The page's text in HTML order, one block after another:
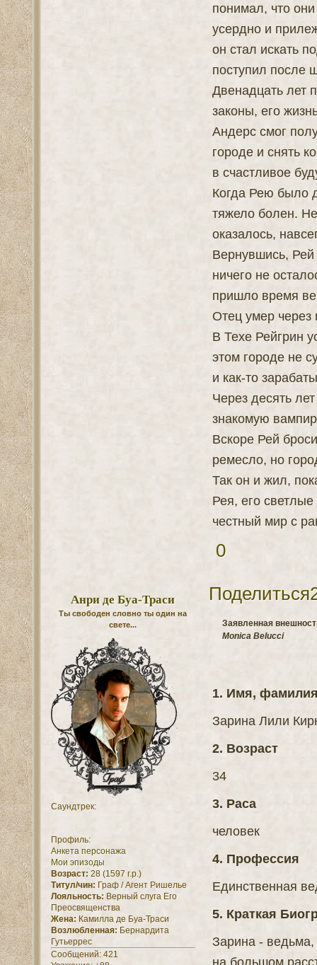
понимал, что
усердно и
он стал искать
поступил после
Двенадцать лет
законы, его
Андерс смог
городе и снять
в счастливое
Когда Рею было
тяжело болен.
оказалось,
Вернувшись, Рей
ничего не
пришло время
Отец умер через
В Техе Рейгрин
этом городе не
и как-то
Через десять
знакомую
Вскоре Рей
ремесло, но
Так он и жил,
Рея, его
честный мир с
0
Поделиться
Анри де Буа-Траси
Ты свободен словно ты один на
свете...
Саундтрек:
Профиль:
Анкета персонажа
Мои эпизоды
Возраст: 28 (1597 г.р.)
Титул/чин: Граф / Агент Ришелье
Лояльность: Верный слуга Его
Преосвященства
Жена: Камилла де Буа-Траси
Возлюбленная: Бернардита
Гутьеррес
Сообщений:421
Заявленная
Monica Belucci
1. Имя,
Зарина Лили
2. Возраст
34
3. Раса
человек
4. Профессия
Единственная
5. Краткая
Зарина - ведьма,